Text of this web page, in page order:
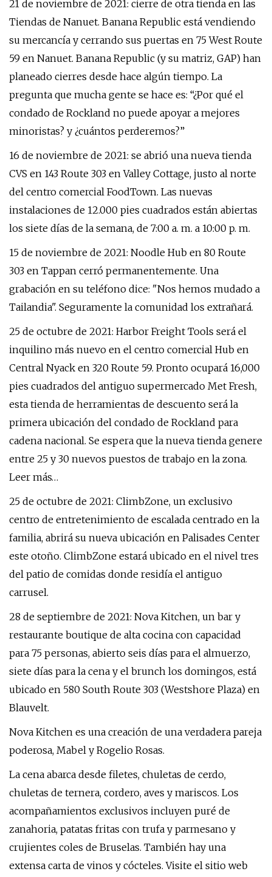
21 de noviembre de 2021: cierre de otra tienda en las
Tiendas de Nanuet. Banana Republic está vendiendo
su mercancía y cerrando sus puertas en 75 West Route
59 en Nanuet. Banana Republic (y su matriz, GAP) han
planeado cierres desde hace algún tiempo. La
pregunta que mucha gente se hace es: “¿Por qué el
condado de Rockland no puede apoyar a mejores
minoristas? y ¿cuántos perderemos?”
16 de noviembre de 2021: se abrió una nueva tienda
CVS en 143 Route 303 en Valley Cottage, justo al norte
del centro comercial FoodTown. Las nuevas
instalaciones de 12.000 pies cuadrados están abiertas
los siete días de la semana, de 7:00 a. m. a 10:00 p. m.
15 de noviembre de 2021: Noodle Hub en 80 Route
303 en Tappan cerró permanentemente. Una
grabación en su teléfono dice: "Nos hemos mudado a
Tailandia". Seguramente la comunidad los extrañará.
25 de octubre de 2021: Harbor Freight Tools será el
inquilino más nuevo en el centro comercial Hub en
Central Nyack en 320 Route 59. Pronto ocupará 16,000
pies cuadrados del antiguo supermercado Met Fresh,
esta tienda de herramientas de descuento será la
primera ubicación del condado de Rockland para
cadena nacional. Se espera que la nueva tienda genere
entre 25 y 30 nuevos puestos de trabajo en la zona.
Leer más…
25 de octubre de 2021: ClimbZone, un exclusivo
centro de entretenimiento de escalada centrado en la
familia, abrirá su nueva ubicación en Palisades Center
este otoño. ClimbZone estará ubicado en el nivel tres
del patio de comidas donde residía el antiguo
carrusel.
28 de septiembre de 2021: Nova Kitchen, un bar y
restaurante boutique de alta cocina con capacidad
para 75 personas, abierto seis días para el almuerzo,
siete días para la cena y el brunch los domingos, está
ubicado en 580 South Route 303 (Westshore Plaza) en
Blauvelt.
Nova Kitchen es una creación de una verdadera pareja
poderosa, Mabel y Rogelio Rosas.
La cena abarca desde filetes, chuletas de cerdo,
chuletas de ternera, cordero, aves y mariscos. Los
acompañamientos exclusivos incluyen puré de
zanahoria, patatas fritas con trufa y parmesano y
crujientes coles de Bruselas. También hay una
extensa carta de vinos y cócteles. Visite el sitio web